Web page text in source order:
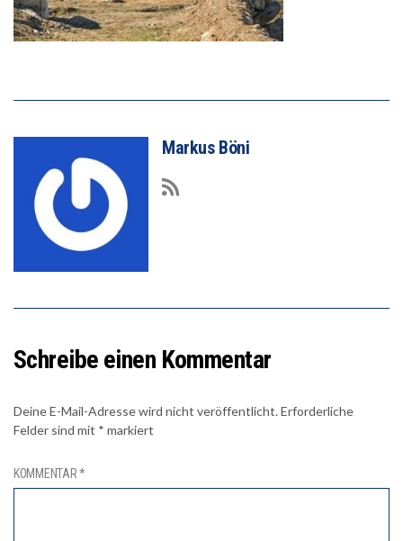
Markus Böni
Schreibe einen Kommentar
Deine E-Mail-Adresse wird nicht veröffentlicht.Erforderliche
Felder sind mit * markiert
KOMMENTAR*